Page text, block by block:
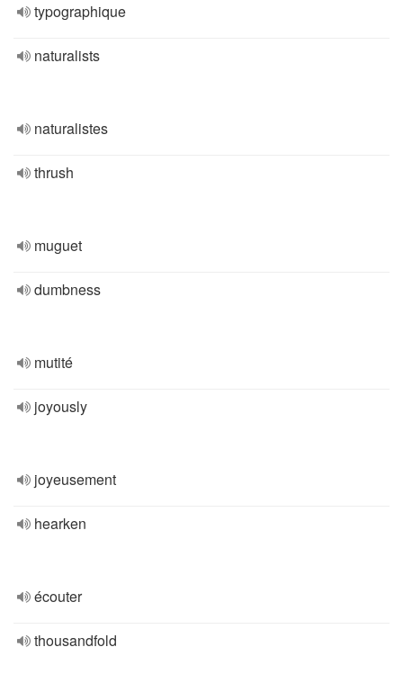
typographique
naturalists
naturalistes
thrush
muguet
dumbness
mutité
joyously
joyeusement
hearken
écouter
thousandfold